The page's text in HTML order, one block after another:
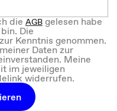
dieAGBgelesen habe
Die
Kenntnis genommen.
Daten zur
Meine
im jeweiligen
widerrufen.